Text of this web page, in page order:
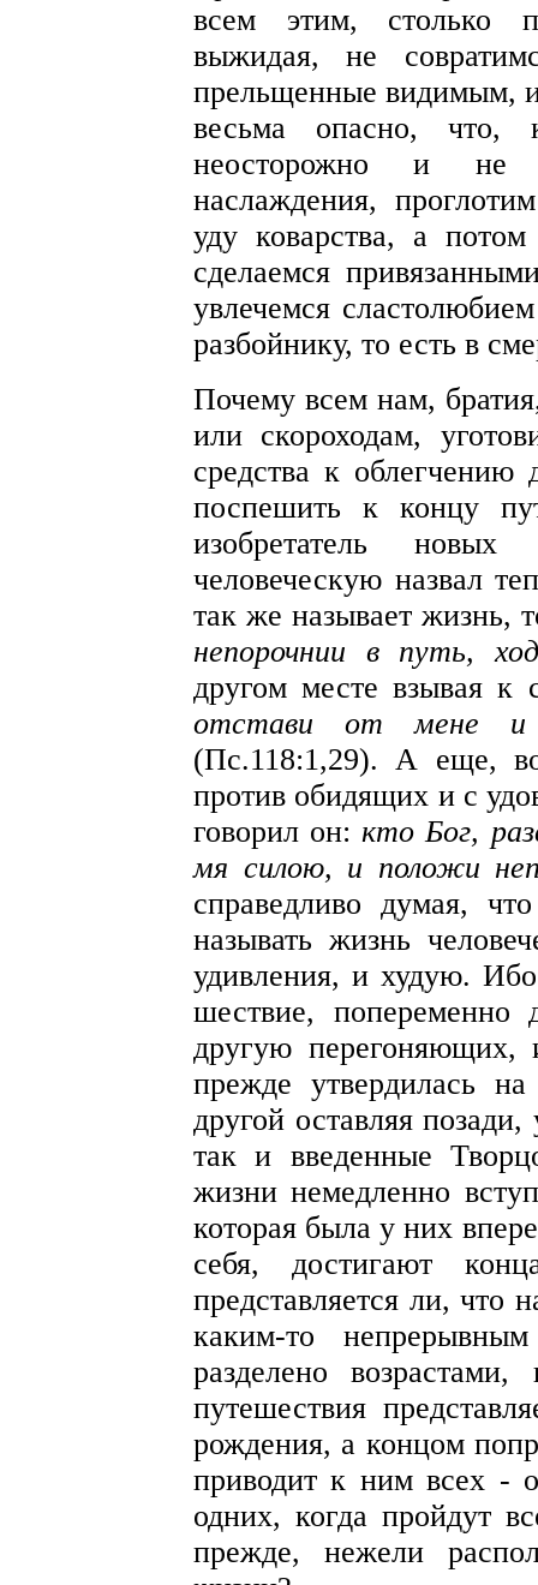
всем этим, столько
выжидая, не
прельщенные видимым,
весьма опасно, что,
неосторожно и не
наслаждения,
уду коварства, а
сделаемся
увлечемся
разбойнику, то есть в
Почему всем нам,
или скороходам,
средства к
поспешить к концу
изобретатель
человеческую назвал
так же называет жизнь,
непорочнии в путь,
другом месте взывая
отстави от мене и
(Пс.118:1,29). А еще,
против обидящих и с
говорил он:кто Бог,
мя силою, и положи
справедливо думая,
называть жизнь
удивления, и худую.
шествие, попеременно
другую перегоняющих,
прежде утвердилась
другой оставляя
так и введенные
жизни немедленно
которая была у них
себя, достигают
представляется ли, что
каким-то
разделено
путешествия
рождения, а концом
приводит к ним всех -
одних, когда пройдут
прежде, нежели